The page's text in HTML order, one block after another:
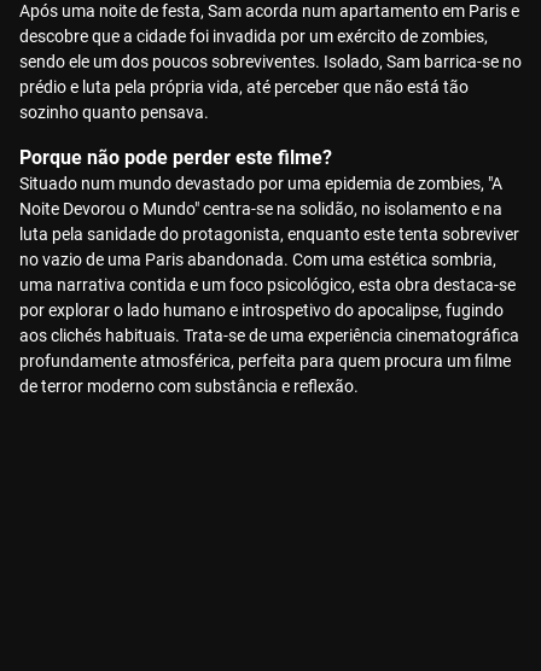
Após uma noite de festa, Sam acorda num apartamento em Paris e
descobre que a cidade foi invadida por um exército de zombies,
sendo ele um dos poucos sobreviventes. Isolado, Sam barrica-se no
prédio e luta pela própria vida, até perceber que não está tão
sozinho quanto pensava.
Porque não pode perder este filme?
Situado num mundo devastado por uma epidemia de zombies, "A
Noite Devorou o Mundo" centra-se na solidão, no isolamento e na
luta pela sanidade do protagonista, enquanto este tenta sobreviver
no vazio de uma Paris abandonada. Com uma estética sombria,
uma narrativa contida e um foco psicológico, esta obra destaca-se
por explorar o lado humano e introspetivo do apocalipse, fugindo
aos clichés habituais. Trata-se de uma experiência cinematográfica
profundamente atmosférica, perfeita para quem procura um filme
de terror moderno com substância e reflexão.